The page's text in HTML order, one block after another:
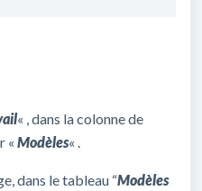
« , dans la colonne de
« Modèles« .
dans le tableau “Modèles